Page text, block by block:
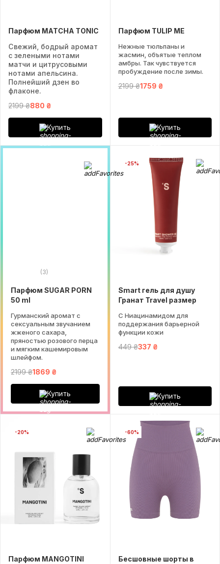
Парфюм MATCHA TONIC
Свежий, бодрый аромат
с зелеными нотами
матчи и цитрусовыми
нотами апельсина.
Полнейший дзен во
флаконе.
2199 ₴880 ₴
Купить
Парфюм TULIP ME
Нежные тюльпаны и
жасмин, объятые теплом
амбры. Так чувствуется
пробуждение после зимы.
2199 ₴1759 ₴
Купить
(3)
Парфюм SUGAR PORN
50 ml
Гурманский аромат с
сексуальным звучанием
жженого сахара,
пряностью розового перца
и мягким кашемировым
шлейфом.
2199 ₴1869 ₴
Купить
-25%
Smart гель для душу
Гранат Travel размер
С Ниацинамидом для
поддержания барьерной
функции кожи
449 ₴337 ₴
Купить
-20%
Парфюм MANGOTINI
-60%
Беcшовные шорты в